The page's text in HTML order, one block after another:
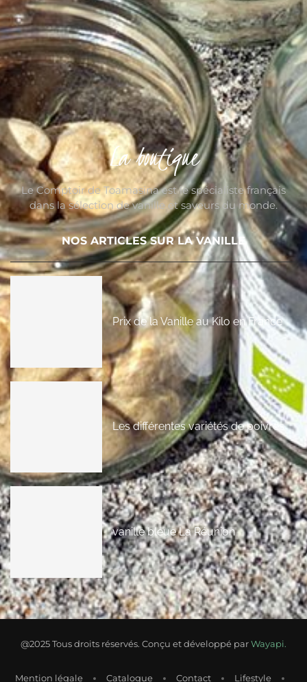
La boutique
Le Comptoir de Toamasina est le spécialiste français
dans la sélection de vanille et saveurs du monde.
NOS ARTICLES SUR LA VANILLE
Prix de la Vanille au Kilo en France
Les différentes variétés de poivres
vanille bleue La Réunion
@2025 Tous droits réservés. Conçu et développé parWayapi.
Mention légale Catalogue Contact Lifestyle